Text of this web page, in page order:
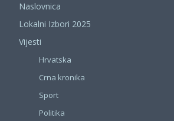
Naslovnica
Lokalni Izbori 2025
Vijesti
Hrvatska
Crna kronika
Sport
Politika